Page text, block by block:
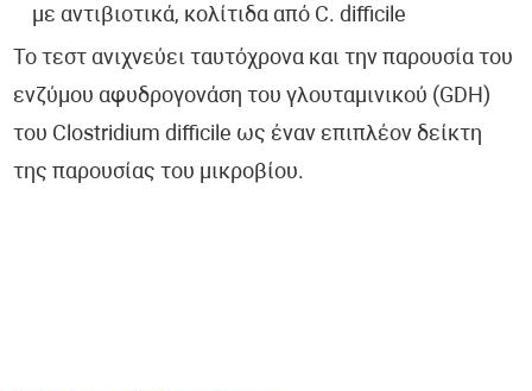
με αντιβιοτικά, κολίτιδα από C. difficile
Το τεστ ανιχνεύει ταυτόχρονα και την παρουσία του
ενζύμου αφυδρογονάση του γλουταμινικού (GDH)
του Clostridium difficile ως έναν επιπλέον δείκτη
της παρουσίας του μικροβίου.